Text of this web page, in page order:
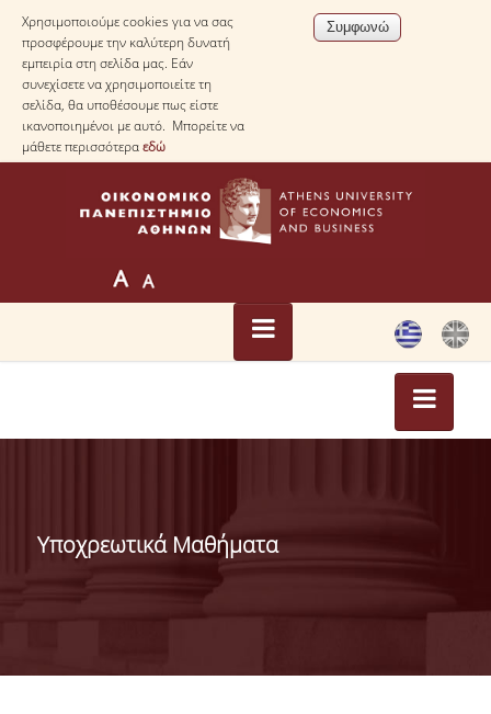
Χρησιμοποιούμε cookies για να σας
προσφέρουμε την καλύτερη δυνατή
εμπειρία στη σελίδα μας. Εάν
συνεχίσετε να χρησιμοποιείτε τη
σελίδα, θα υποθέσουμε πως είστε
ικανοποιημένοι με αυτό. Μπορείτε να
μάθετε περισσότεραεδώ
Υποχρεωτικά Μαθήματα